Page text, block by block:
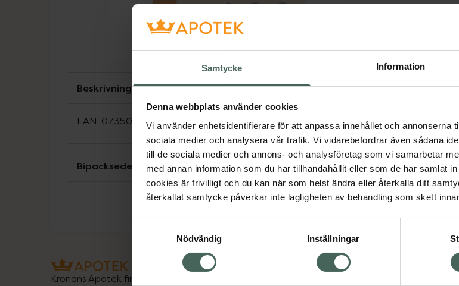
Samtycke Information
Denna webbplats använder cookies
Vi använder enhetsidentifierare för att anpassa innehållet och annonserna
sociala medier och analysera vår trafik. Vi vidarebefordrar även sådana
till de sociala medier och annons- och analysföretag som vi samarbetar
med annan information som du har tillhandahållit eller som de har samlat
cookies är frivilligt och du kan när som helst ändra eller återkalla ditt
återkallat samtycke påverkar inte lagligheten av behandling som skett
Nödvändig
Inställningar
recept
Aktuella
Beskrivning Dölj
EAN: 07350109550771
Bipacksedel från FASS Visa
Kronans Apotek finns här för dig. Du hittar oss från Skåne i syd